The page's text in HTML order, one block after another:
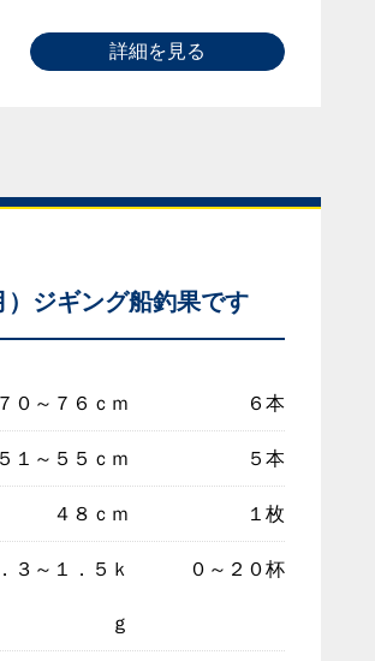
詳細を見る
）ジギング船釣果です
７０～７６ｃｍ ６本
５１～５５ｃｍ ５本
４８ｃｍ １枚
３～１．５ｋ
ｇ
０～２０杯